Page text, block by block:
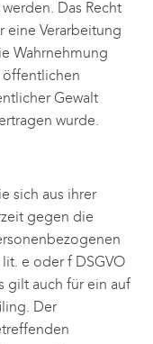
Das Recht
eine Verarbeitung
Wahrnehmung
öffentlichen
Gewalt
wurde.
sich aus ihrer
gegen die
e oder f DSGVO
gilt auch für ein auf
Der